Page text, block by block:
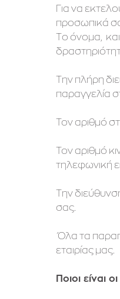
Για να
προσωπικά
Tο όνομα, και
Την πλήρη
παραγγελία
Τον αριθμό
Τον αριθμό
τηλεφωνική
Την
σας.
Όλα τα
εταιρίας μας.
Ποιοι είναι